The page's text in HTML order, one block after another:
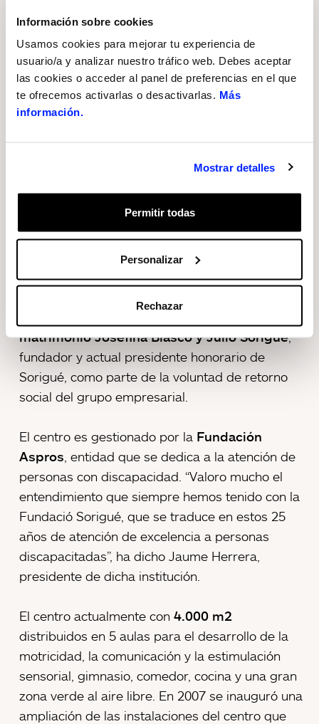
Información sobre cookies
Usamos cookies para mejorar tu experiencia de
usuario/a y analizar nuestro tráfico web. Debes aceptar
las cookies o acceder al panel de preferencias en el que
te ofrecemos activarlas o desactivarlas. Más
información.
Mostrar detalles
Permitir todas
Personalizar
Rechazar
calidad para los usuarios y sus familias.
“A lo largo de estos 25 años el centro ha crecido
en personas, en instalaciones, en oportunidades
y en ilusión”, ha dicho Ana Vallés, como directora
de la Fundació Sorigué.
una profunda satisfacción de ver como este
centro entrega un servicio de tanta calidad a las
personas que atiende”, ha señalado por su
Xavier Rodamilans, regidor de Políticas por los
Derechos de las Personas de Lleida.
matrimonio Josefina Blasco y Julio Sorigué,
fundador y actual presidente honorario de
Sorigué, como parte de la voluntad de retorno
social del grupo empresarial.
El centro es gestionado por la Fundación
Aspros , entidad que se dedica a la atención de
personas con discapacidad. “Valoro mucho el
entendimiento que siempre hemos tenido con la
Fundació Sorigué, que se traduce en estos 25
años de atención de excelencia a personas
discapacitadas”, ha dicho Jaume Herrera,
presidente de dicha institución.
El centro actualmente con 4.000 m2
distribuidos en 5 aulas para el desarrollo de la
motricidad, la comunicación y la estimulación
sensorial, gimnasio, comedor, cocina y una gran
zona verde al aire libre. En 2007 se inauguró una
ampliación de las instalaciones del centro que